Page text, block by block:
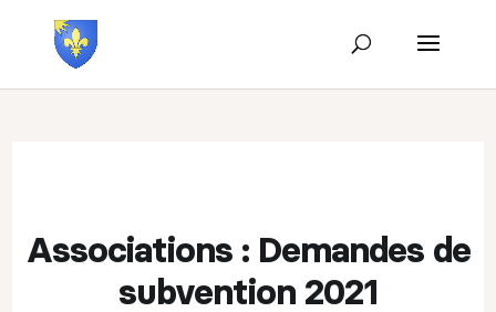
Associations : Demandes de
subvention 2021